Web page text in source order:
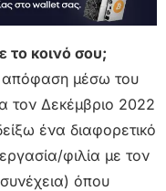
το κοινό σου;
απόφαση μέσω του
τον Δεκέμβριο 2022
ένα διαφορετικό
φιλία με τον
όπου